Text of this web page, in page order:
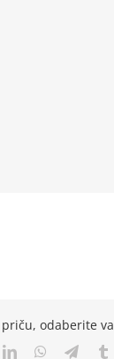
odaberite
LinkedInWhatsApp